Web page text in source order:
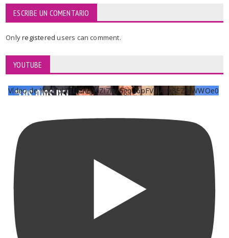
ESCRIBE UN COMENTARIO
Onlyregisteredusers can comment.
YOUTUBE
Vídeo de YouTube UCKqYjiZi7lzy6gqU6pFVFiA_A3EZ9JWWOe0